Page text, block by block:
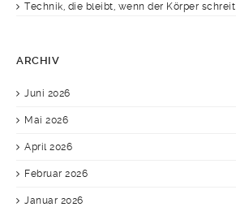
Technik, die bleibt, wenn der Körper schreit
ARCHIV
Juni 2026
Mai 2026
April 2026
Februar 2026
Januar 2026